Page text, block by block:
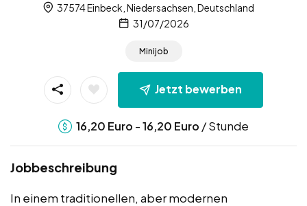
37574 Einbeck, Niedersachsen, Deutschland
31/07/2026
Minijob
Jetzt bewerben
16,20 Euro -16,20 Euro / Stunde
Jobbeschreibung
In einem traditionellen, aber modernen